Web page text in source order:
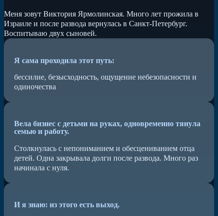
Меня зовут Виктория Ярмолинская. Много лет прожила в
Израиле и после развода вернулась в Санкт-Петербург.
Воспитываю двух сыновей.
Я сама проходила этот путь:
бессилие, безысходность, ощущение небезопасности и
одиночества
Вела бизнес с детьми на руках, одновременно тянула
семью и работу.
Столкнулась с непониманием и обесцениванием отца
детей. Одна закрывала долги после развода. Много раз
начинала с нуля.
И я знаю: из этого есть выход.